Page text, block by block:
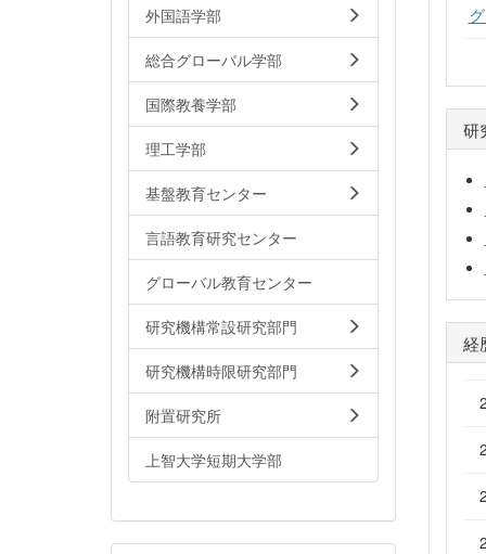
研
経
外国語学部
総合グローバル学部
国際教養学部
理工学部
基盤教育センター
言語教育研究センター
グローバル教育センター
研究機構常設研究部門
研究機構時限研究部門
附置研究所
上智大学短期大学部